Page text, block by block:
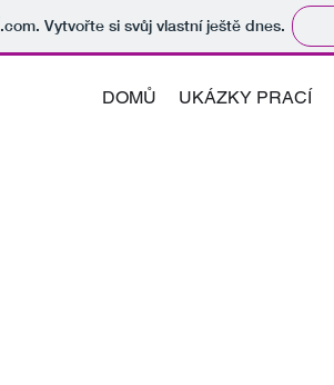
.com. Vytvořte si svůj vlastní ještě dnes.
DOMŮ UKÁZKY PRACÍ